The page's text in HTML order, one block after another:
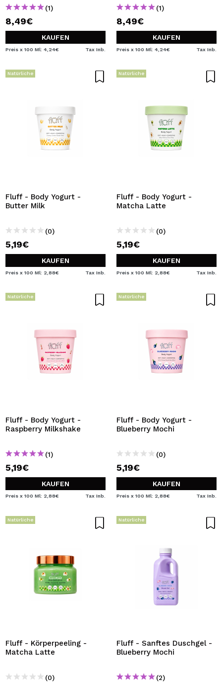
(1)
8,49€
KAUFEN
Preis x 100 Ml: 4,24€ Tax Inb.
(1)
8,49€
KAUFEN
Preis x 100 Ml: 4,24€ Tax Inb.
Natürliche
Fluff - Body Yogurt -
Butter Milk
(0)
5,19€
KAUFEN
Preis x 100 Ml: 2,88€ Tax Inb.
Natürliche
Fluff - Body Yogurt -
Matcha Latte
(0)
5,19€
KAUFEN
Preis x 100 Ml: 2,88€ Tax Inb.
Natürliche
Fluff - Body Yogurt -
Raspberry Milkshake
(1)
5,19€
KAUFEN
Preis x 100 Ml: 2,88€ Tax Inb.
Natürliche
Fluff - Body Yogurt -
Blueberry Mochi
(0)
5,19€
KAUFEN
Preis x 100 Ml: 2,88€ Tax Inb.
Natürliche
Fluff - Körperpeeling -
Matcha Latte
(0)
Natürliche
Fluff - Sanftes Duschgel -
Blueberry Mochi
(2)